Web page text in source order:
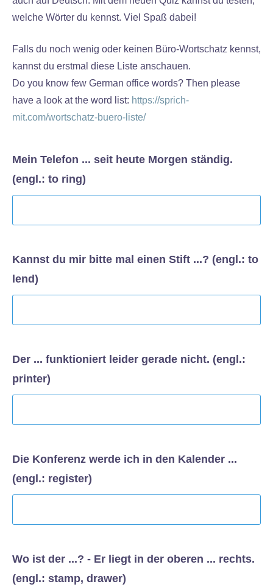
welche Wörter du kennst. Viel Spaß dabei!
Falls du noch wenig oder keinen Büro-Wortschatz kennst,
kannst du erstmal diese Liste anschauen.
Do you know few German office words? Then please
have a look at the word list: https://sprich-
mit.com/wortschatz-buero-liste/
Mein Telefon ... seit heute Morgen ständig.
(engl.: to ring)
Kannst du mir bitte mal einen Stift ...? (engl.: to
lend)
Der ... funktioniert leider gerade nicht. (engl.:
printer)
Die Konferenz werde ich in den Kalender ...
(engl.: register)
Wo ist der ...? - Er liegt in der oberen ... rechts.
(engl.: stamp, drawer)